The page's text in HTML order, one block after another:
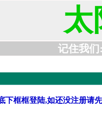
太
记住我们
下框框登陆,如还没注册请